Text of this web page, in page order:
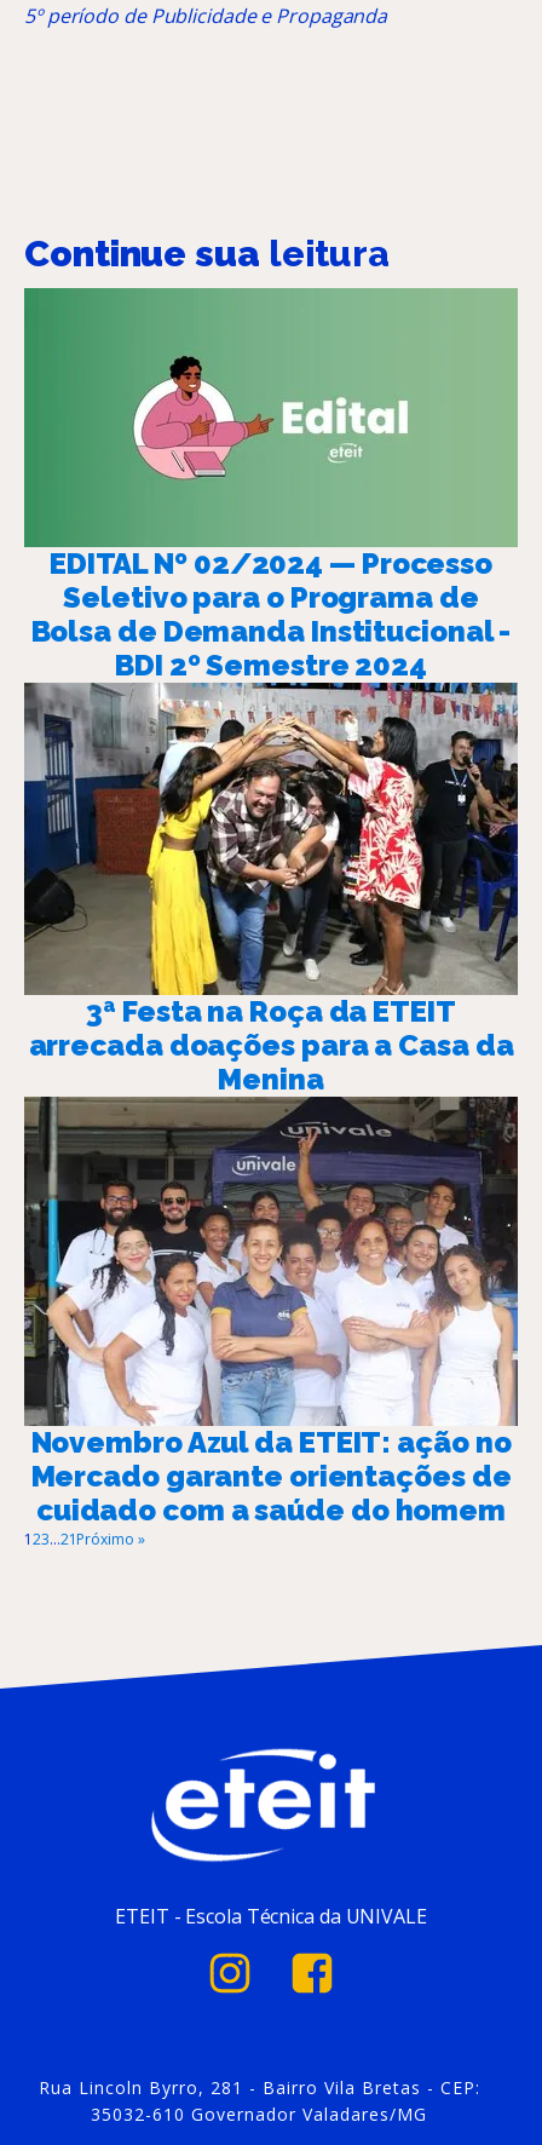
5º período de Publicidade e Propaganda
Continue sua leitura
EDITAL Nº 02/2024 — Processo
Seletivo para o Programa de
Bolsa de Demanda Institucional -
BDI 2º Semestre 2024
3ª Festa na Roça da ETEIT
arrecada doações para a Casa da
Menina
Novembro Azul da ETEIT: ação no
Mercado garante orientações de
cuidado com a saúde do homem
123…21Próximo »
ETEIT - Escola Técnica da UNIVALE
Rua Lincoln Byrro, 281 - Bairro Vila Bretas - CEP:
35032-610 Governador Valadares/MG